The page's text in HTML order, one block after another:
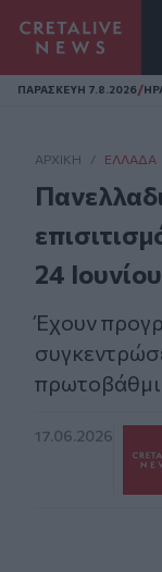
Homepage
ΠΑΡΑΣΚΕΥΗ 7.8.2026/
ΑΡΧΙΚΗ / ΕΛΛΆΔΑ
24 Ιουνίου
Έχουν
17.06.2026